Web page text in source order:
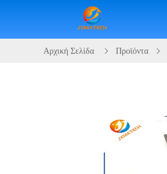
Αρχική Σελίδα Προϊόντα